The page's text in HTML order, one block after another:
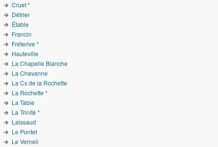
Cruet *
Détrier
Étable
Francin
Fréterive *
Hauteville
La Chapelle Blanche
La Chavanne
La Cx de la Rochette
La Rochette *
La Table
La Trinité *
Laissaud
Le Pontet
Le Verneil